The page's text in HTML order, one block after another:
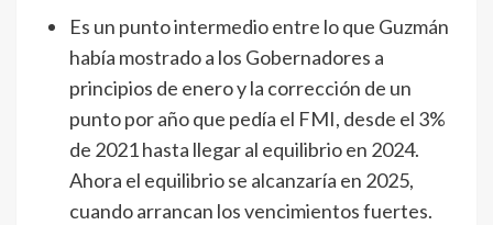
Es un punto intermedio entre lo que Guzmán
había mostrado a los Gobernadores a
principios de enero y la corrección de un
punto por año que pedía el FMI, desde el 3%
de 2021 hasta llegar al equilibrio en 2024.
Ahora el equilibrio se alcanzaría en 2025,
cuando arrancan los vencimientos fuertes.